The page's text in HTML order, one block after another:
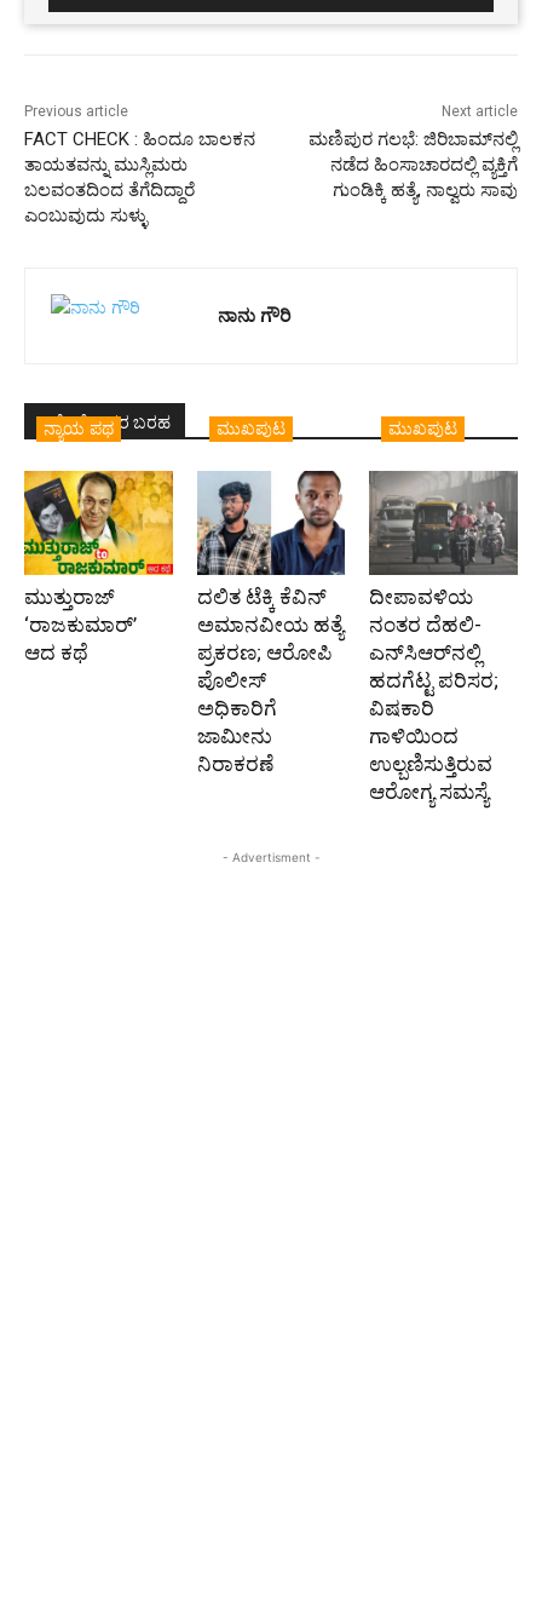
Previous article
FACT CHECK : ಹಿಂದೂ ಬಾಲಕನ
ತಾಯತವನ್ನು ಮುಸ್ಲಿಮರು
ಬಲವಂತದಿಂದ ತೆಗೆದಿದ್ದಾರೆ
ಎಂಬುವುದು ಸುಳ್ಳು
Next article
ಮಣಿಪುರ ಗಲಭೆ: ಜಿರಿಬಾಮ್‌ನಲ್ಲಿ
ನಡೆದ ಹಿಂಸಾಚಾರದಲ್ಲಿ ವ್ಯಕ್ತಿಗೆ
ಗುಂಡಿಕ್ಕಿ ಹತ್ಯೆ, ನಾಲ್ವರು ಸಾವು
ನಾನು ಗೌರಿ
ಇದೇ ಲೇಖಕರ ಬರಹ
ನ್ಯಾಯ ಪಥ
ಮುತ್ತುರಾಜ್
‘ರಾಜಕುಮಾರ್‍’
ಆದ ಕಥೆ
ಮುಖಪುಟ
ದಲಿತ ಟೆಕ್ಕಿ ಕೆವಿನ್
ಅಮಾನವೀಯ ಹತ್ಯೆ
ಪ್ರಕರಣ; ಆರೋಪಿ
ಪೊಲೀಸ್‌
ಅಧಿಕಾರಿಗೆ
ಜಾಮೀನು
ನಿರಾಕರಣೆ
ಮುಖಪುಟ
ದೀಪಾವಳಿಯ
ನಂತರ ದೆಹಲಿ-
ಎನ್‌ಸಿಆರ್‌ನಲ್ಲಿ
ಹದಗೆಟ್ಟ ಪರಿಸರ;
ವಿಷಕಾರಿ
ಗಾಳಿಯಿಂದ
ಉಲ್ಬಣಿಸುತ್ತಿರುವ
ಆರೋಗ್ಯ ಸಮಸ್ಯೆ
- Advertisment -